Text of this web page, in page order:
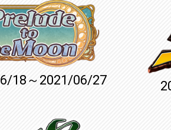
18～2021/06/27